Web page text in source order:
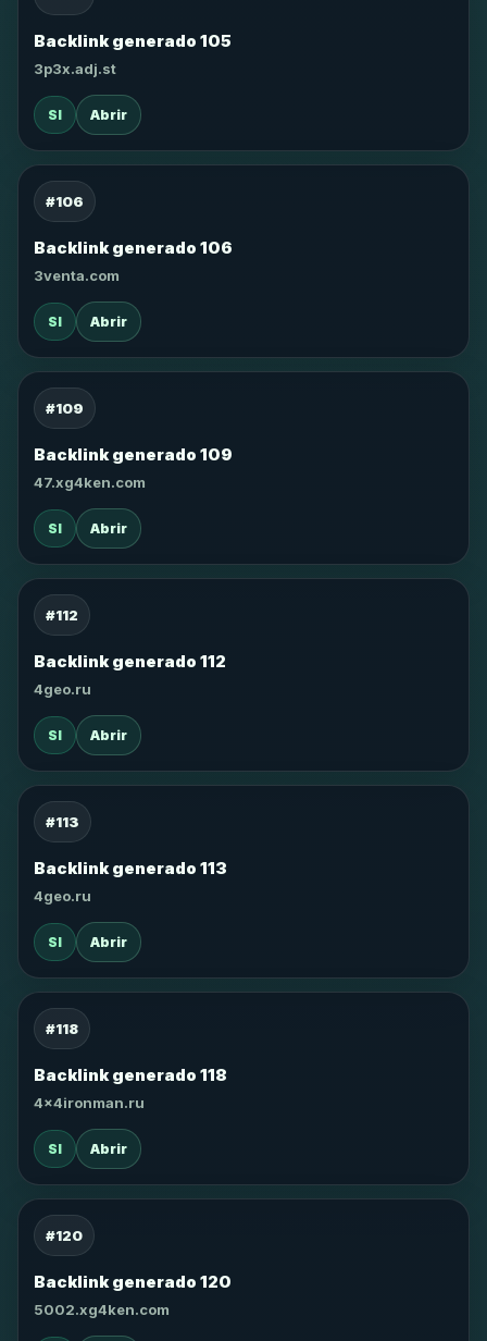
Backlink generado 105
3p3x.adj.st
SI Abrir
#106
Backlink generado 106
3venta.com
SI Abrir
#109
Backlink generado 109
47.xg4ken.com
SI Abrir
#112
Backlink generado 112
4geo.ru
SI Abrir
#113
Backlink generado 113
4geo.ru
SI Abrir
#118
Backlink generado 118
4x4ironman.ru
SI Abrir
#120
Backlink generado 120
5002.xg4ken.com